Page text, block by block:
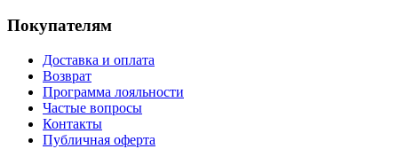
Покупателям
Доставка и оплата
Возврат
Программа лояльности
Частые вопросы
Контакты
Публичная оферта